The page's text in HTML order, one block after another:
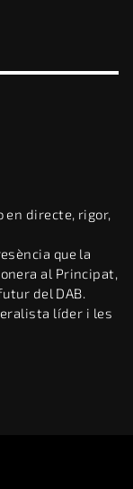
en directe, rigor,
que la
al Principat,
del DAB.
líder i les